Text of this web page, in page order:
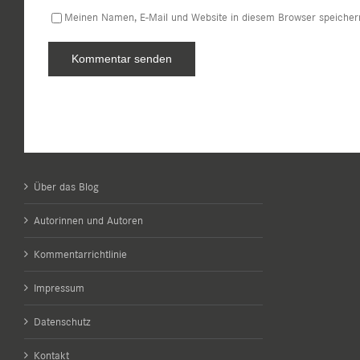
Meinen Namen, E-Mail und Website in diesem Browser
Über das Blog
Autorinnen und Autoren
Kommentarrichtlinie
Impressum
Datenschutz
Kontakt